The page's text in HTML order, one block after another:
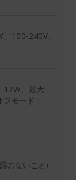
100-240V、
、最大：
モード：
のないこと)